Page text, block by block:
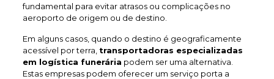
fundamental para evitar atrasos ou complicações no
aeroporto de origem ou de destino.
Em alguns casos, quando o destino é geograficamente
acessível por terra, transportadoras especializadas
em logística funerária podem ser uma alternativa.
Estas empresas podem oferecer um serviço porta a